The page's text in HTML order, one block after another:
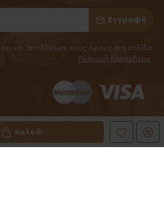
Καλάθι
Εγγραφή
και αποδέχομαι τους όρους στη σελίδα
Πολιτική Απορρήτου